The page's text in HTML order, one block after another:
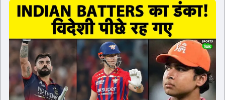
के तहत Bhuvneshwar Kumar, Krunal Pandya और Rasikh Salam
जैसे भारतीय खिलाड़ियों को टीम में शामिल किया गया, जिन्होंने शानदार प्रदर्शन
किया। इसके अलावा, Virat Kohli की भूमिका में भी बदलाव देखा गया, जहां वह
अब टीम के युवा खिलाड़ियों के साथ ज्यादा जुड़े हुए नजर आते हैं। कप्तान Rajat
Patidar के नेतृत्व में टीम का कम्युनिकेशन बहुत स्पष्ट रहा है। एनालिस्ट से लेकर
मैनेजमेंट तक, सभी एक ही पेज पर रहते हैं, जिससे मैदान पर कोई कंफ्यूजन नहीं
होता। यही कारण है कि RCB ने लगातार सफलता हासिल की है।